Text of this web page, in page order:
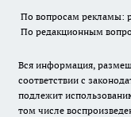
По вопросам рекламы:
По редакционным
Вся информация,
соответствии с
подлежит
том числе